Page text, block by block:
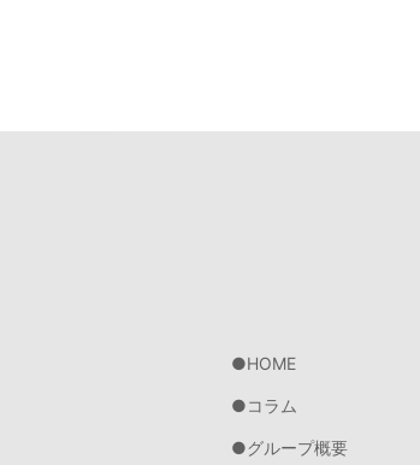
HOME
コラム
グループ概要